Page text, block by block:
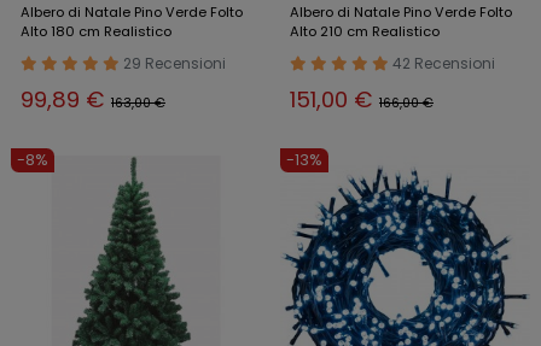
Albero di Natale Pino Verde Folto
Alto 180 cm Realistico
29 Recensioni
99,89 € 163,00 €
Albero di Natale Pino Verde Folto
Alto 210 cm Realistico
42 Recensioni
151,00 € 166,00 €
-8% -13%